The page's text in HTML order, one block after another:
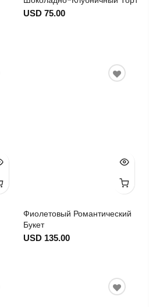
USD 75.00
Фиолетовый Романтический
Букет
USD 135.00